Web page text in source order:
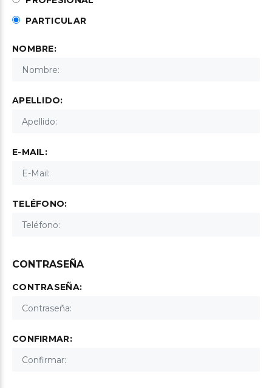
PARTICULAR
NOMBRE:
APELLIDO:
E-MAIL:
TELÉFONO:
CONTRASEÑA
CONTRASEÑA:
CONFIRMAR: